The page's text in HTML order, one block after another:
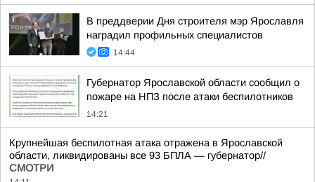
В преддверии Дня строителя мэр Ярославля
наградил профильных специалистов
14:44
Губернатор Ярославской области сообщил о
пожаре на НПЗ после атаки беспилотников
14:21
Крупнейшая беспилотная атака отражена в Ярославской
области, ликвидированы все 93 БПЛА — губернатор//
СМОТРИ